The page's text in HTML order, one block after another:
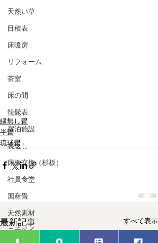
天然い草
目積表
床暖房
リフォーム
茶室
床の間
龍髭表
宿泊施設
裏返し
床板交換（杉板）
社員食堂
国産畳
天然素材
ニチベイ
縁無し畳
半畳
琉球畳
最新記事 すべて表示